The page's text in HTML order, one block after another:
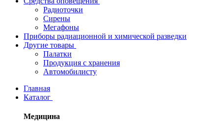
Радиоточки
Сирены
Мегафоны
Приборы радиационной и химической разведки
Другие товары
Палатки
Продукция с хранения
Автомобилисту
Главная
Каталог
Медицина